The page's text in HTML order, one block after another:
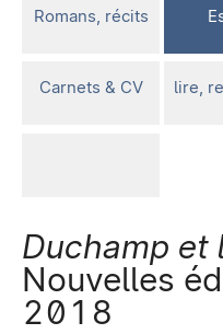
Romans, récits
Carnets & CV lire,
Duchamp et
Nouvelles
2018